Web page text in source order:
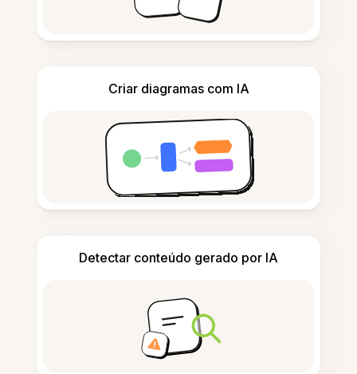
Criar diagramas com IA
Detectar conteúdo gerado por IA